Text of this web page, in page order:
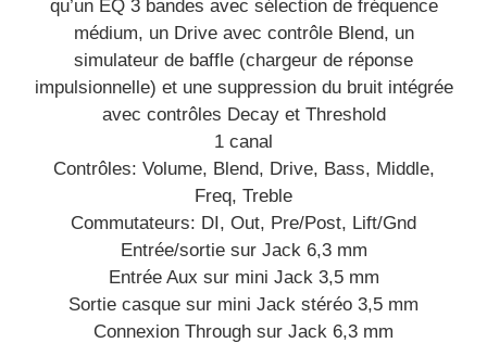
qu’un EQ 3 bandes avec sélection de fréquence
médium, un Drive avec contrôle Blend, un
simulateur de baffle (chargeur de réponse
impulsionnelle) et une suppression du bruit intégrée
avec contrôles Decay et Threshold
1 canal
Contrôles: Volume, Blend, Drive, Bass, Middle,
Freq, Treble
Commutateurs: DI, Out, Pre/Post, Lift/Gnd
Entrée/sortie sur Jack 6,3 mm
Entrée Aux sur mini Jack 3,5 mm
Sortie casque sur mini Jack stéréo 3,5 mm
Connexion Through sur Jack 6,3 mm